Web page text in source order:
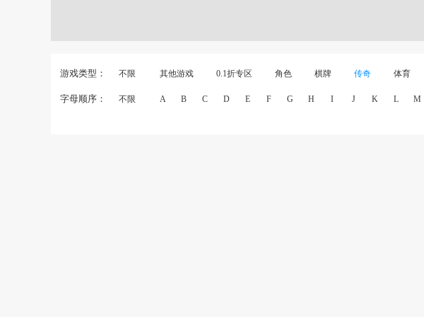
游戏类型： 不限 其他游戏 0.1折专区 角色 棋牌 传奇 体育
字母顺序： 不限 A B C D E F G H I J K L M